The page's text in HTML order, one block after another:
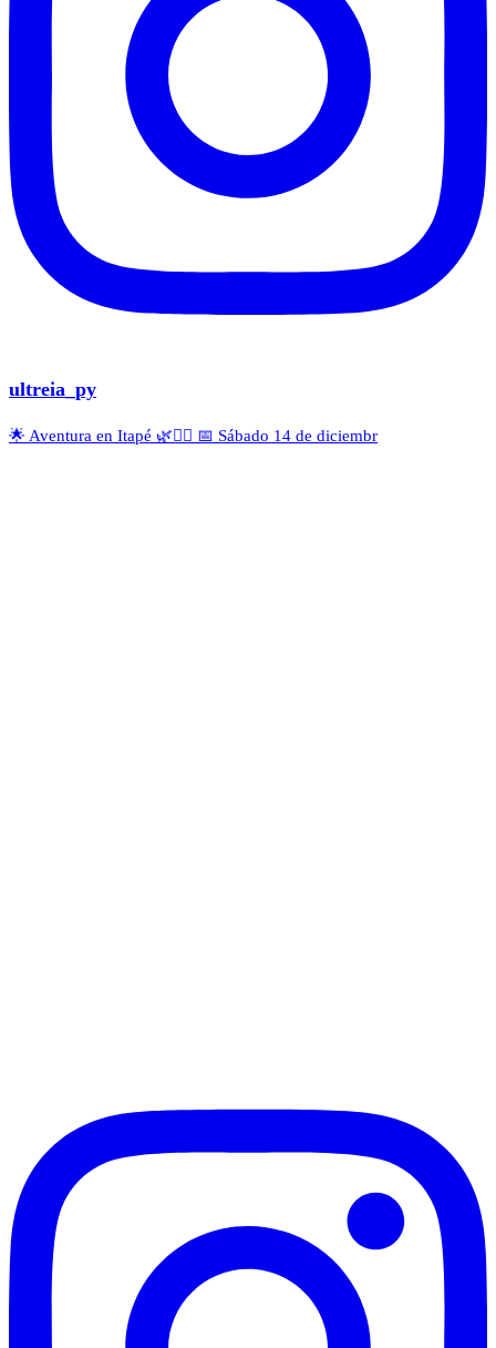
ultreia_py
🌟 Aventura en Itapé 🌿🚣‍♂️ 📅 Sábado 14 de diciembr